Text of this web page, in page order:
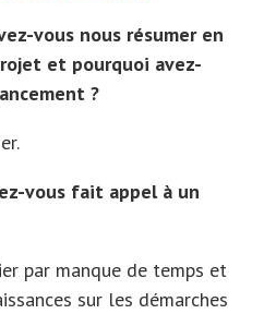
vous nous résumer en
et pourquoi avez-
?
vous fait appel à un
par manque de temps et
sur les démarches